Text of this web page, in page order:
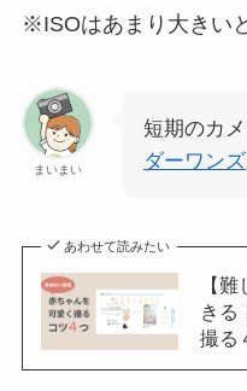
※ISOはあまり大きい
まいまい
短期のカ
ダーワンズ
あわせて読みたい
【
きる
撮る